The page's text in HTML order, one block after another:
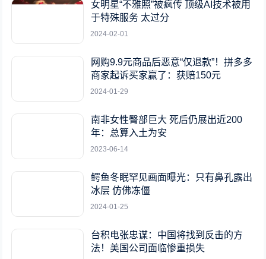
女明星“不雅照”被疯传 顶级AI技术被用
于特殊服务 太过分
2024-02-01
网购9.9元商品后恶意“仅退款”！拼多多
商家起诉买家赢了：获赔150元
2024-01-29
南非女性臀部巨大 死后仍展出近200
年：总算入土为安
2023-06-14
鳄鱼冬眠罕见画面曝光：只有鼻孔露出
冰层 仿佛冻僵
2024-01-25
台积电张忠谋：中国将找到反击的方
法！美国公司面临惨重损失